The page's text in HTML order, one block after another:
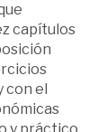
capítulos
con el